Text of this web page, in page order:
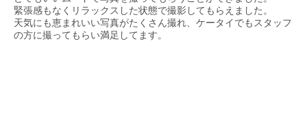
緊張感もなくリラックスした状態で撮影してもらえました。
天気にも恵まれいい写真がたくさん撮れ、ケータイでもスタッフ
の方に撮ってもらい満足してます。